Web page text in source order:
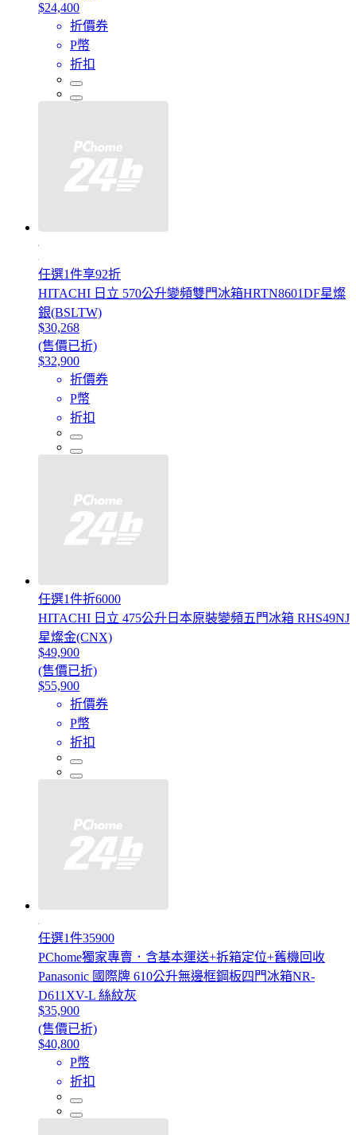
$24,400
折價券
P幣
折扣
任選1件享92折
HITACHI 日立 570公升變頻雙門冰箱HRTN8601DF星燦
銀(BSLTW)
$30,268
(售價已折)
$32,900
折價券
P幣
折扣
任選1件折6000
HITACHI 日立 475公升日本原裝變頻五門冰箱 RHS49NJ
星燦金(CNX)
$49,900
(售價已折)
$55,900
折價券
P幣
折扣
任選1件35900
PChome獨家專賣．含基本運送+拆箱定位+舊機回收
Panasonic 國際牌 610公升無邊框鋼板四門冰箱NR-
D611XV-L 絲紋灰
$35,900
(售價已折)
$40,800
P幣
折扣